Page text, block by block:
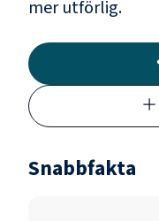
mer utförlig.
Snabbfakta